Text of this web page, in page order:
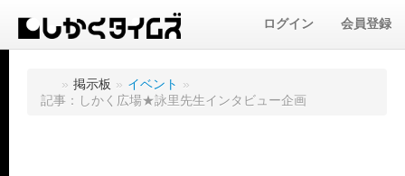
ログイン 会員登録
» 掲示板 » イベント »
記事：しかく広場★詠里先生インタビュー企画